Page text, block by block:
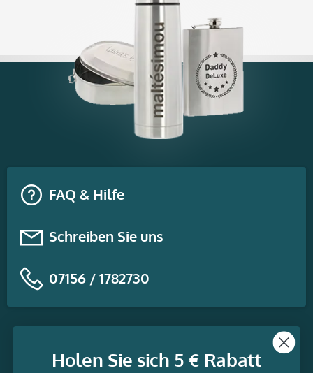
FAQ & Hilfe
Schreiben Sie uns
07156 / 1782730
Informationen
Holen Sie sich 5 € Rabatt